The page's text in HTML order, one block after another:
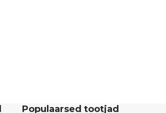
Populaarsed tootjad